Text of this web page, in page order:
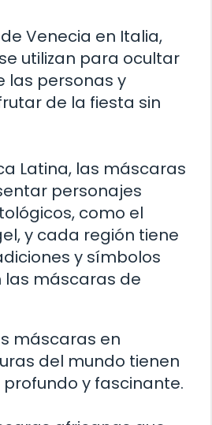
Venecia en Italia,
utilizan para ocultar
las personas y
de la fiesta sin
Latina, las máscaras
personajes
como el
y cada región tiene
y símbolos
las máscaras de
máscaras en
del mundo tienen
y fascinante.